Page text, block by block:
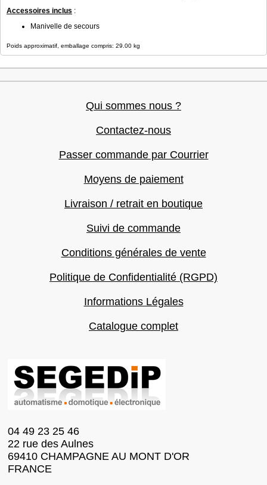
Accessoires inclus :
Manivelle de secours
Poids approximatif, emballage compris: 29.00 kg
Qui sommes nous ?
Contactez-nous
Passer commande par Courrier
Moyens de paiement
Livraison / retrait en boutique
Suivi de commande
Conditions générales de vente
Politique de Confidentialité (RGPD)
Informations Légales
Catalogue complet
04 49 23 25 46
22 rue des Aulnes
69410 CHAMPAGNE AU MONT D'OR
FRANCE